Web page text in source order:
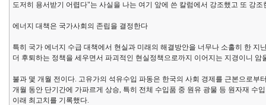
도저히 용서받기 어렵다"는 사실을 나는 여기 앞에 쓴 칼럼에서 강조했고 또 강조
에너지 대책은 국가사회의 존립을 결정한다
특히 국가 에너지 수급 대책에서 현실과 미래의 해결방안을 너무나 소홀히 한
더 후퇴하는 정책을 세우면서 파괴적인 현실정책으로까지 이어지는 지경이니 암
불과 몇 개월 전이다. 고유가의 석유수입 파동은 한국의 사회 경제를 근본으로
개월 동안 단기간에 가파르게 상승, 특히 전체 수입품 중 원유 광물 등 원자재 수
이래 최고치를 기록했다.